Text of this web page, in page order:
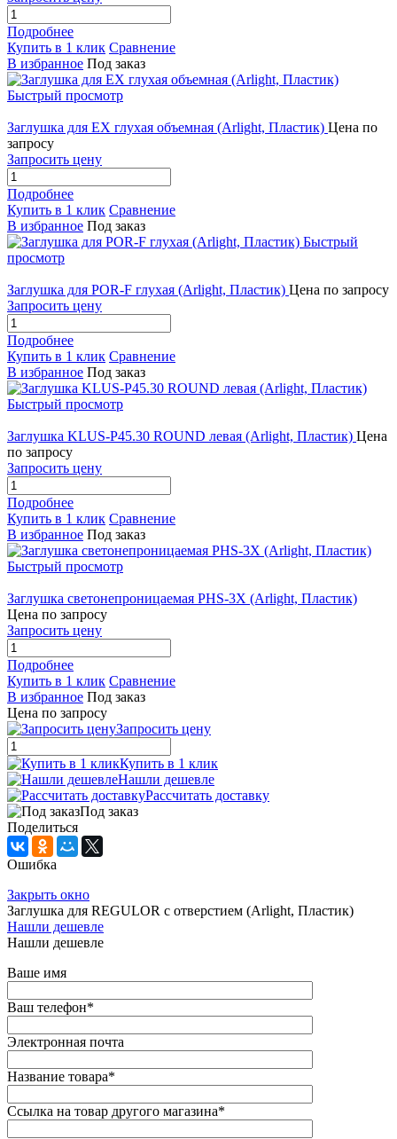
Подробнее
Купить в 1 клик Сравнение
В избранное Под заказ
Быстрый просмотр
Заглушка для EX глухая объемная (Arlight, Пластик) Цена по
запросу
Запросить цену
Подробнее
Купить в 1 клик Сравнение
В избранное Под заказ
Быстрый
просмотр
Заглушка для POR-F глухая (Arlight, Пластик) Цена по запросу
Запросить цену
Подробнее
Купить в 1 клик Сравнение
В избранное Под заказ
Быстрый просмотр
Заглушка KLUS-P45.30 ROUND левая (Arlight, Пластик) Цена
по запросу
Запросить цену
Подробнее
Купить в 1 клик Сравнение
В избранное Под заказ
Быстрый просмотр
Заглушка светонепроницаемая PHS-3X (Arlight, Пластик)
Цена по запросу
Запросить цену
Подробнее
Купить в 1 клик Сравнение
В избранное Под заказ
Цена по запросу
Запросить цену
Купить в 1 клик
Нашли дешевле
Рассчитать доставку
Под заказ
Поделиться
Ошибка
Закрыть окно
Заглушка для REGULOR с отверстием (Arlight, Пластик)
Нашли дешевле
Нашли дешевле
Ваше имя
Ваш телефон*
Электронная почта
Название товара*
Ссылка на товар другого магазина*